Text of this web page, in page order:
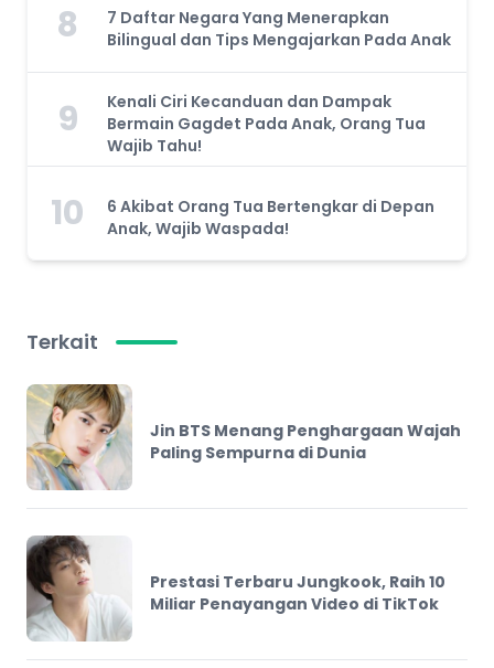
8
7 Daftar Negara Yang Menerapkan
Bilingual dan Tips Mengajarkan Pada Anak
9
Kenali Ciri Kecanduan dan Dampak
Bermain Gagdet Pada Anak, Orang Tua
Wajib Tahu!
10
6 Akibat Orang Tua Bertengkar di Depan
Anak, Wajib Waspada!
Terkait
Jin BTS Menang Penghargaan Wajah
Paling Sempurna di Dunia
Prestasi Terbaru Jungkook, Raih 10
Miliar Penayangan Video di TikTok